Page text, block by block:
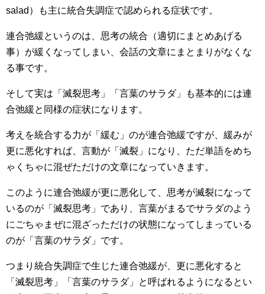
salad）も主に統合失調症で認められる症状です。
連合弛緩というのは、思考の統合（適切にまとめあげる
事）が緩くなってしまい、会話の文章にまとまりがなくな
る事です。
そして実は「滅裂思考」「言葉のサラダ」も基本的には連
合弛緩と同様の症状になります。
考えを統合する力が「緩む」のが連合弛緩ですが、緩みが
更に悪化すれば、言動が「滅裂」になり、ただ単語をめち
ゃくちゃに混ぜただけの文章になっていきます。
このように連合弛緩が更に悪化して、思考が滅裂になって
いるのが「滅裂思考」であり、言葉がまるでサラダのよう
にごちゃまぜに混ざっただけの状態になってしまっている
のが「言葉のサラダ」です。
つまり統合失調症で生じた連合弛緩が、更に悪化すると
「滅裂思考」「言葉のサラダ」と呼ばれるようになるとい